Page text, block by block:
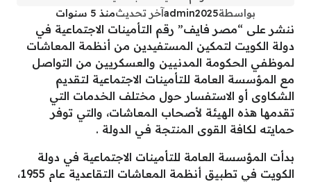
بواسطةadmin2025آخر تحديثمنذ 5 سنوات
ننشر على “مصر فايف” رقم التأمينات الاجتماعية في
دولة الكويت لتمكين المستفيدين من أنظمة المعاشات
لموظفـي الحكومة المدنيين والعسكريين من التواصل
مع المؤسسة العامة للتأمينات الاجتماعية لتقديم
الشكاوى أو الاستفسار حول مختلف الخدمات التي
تقدمها هذه الهيئة لأصحاب المعاشات، والتي توفر
حمايته لكافة القوى المنتجة فـي الدولة .
بدأت المؤسسة العامة للتأمينات الاجتماعية في دولة
الكويت في تطبيق أنظمة المعاشات التقاعدية عام 1955،